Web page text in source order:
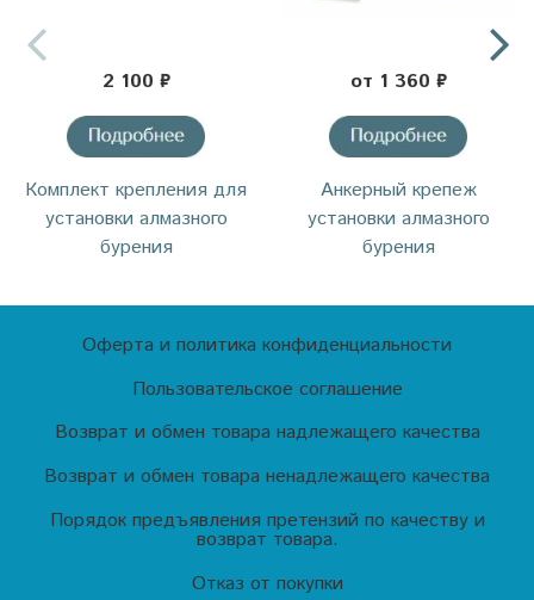
2 100 ₽
Комплект крепления для
установки алмазного
бурения
от 1 360 ₽
Анкерный крепеж
установки алмазного
бурения
Оферта и политика конфиденциальности
Пользовательское соглашение
Возврат и обмен товара надлежащего качества
Возврат и обмен товара ненадлежащего качества
Порядок предъявления претензий по качеству и
возврат товара.
Отказ от покупки